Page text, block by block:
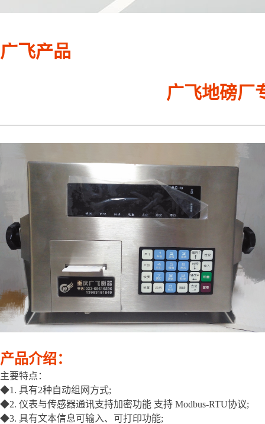
广飞产品
广飞地磅厂
产品介绍：
主要特点：
◆1. 具有2种自动组网方式;
◆2. 仪表与传感器通讯支持加密功能 支持 Modbus-RTU协议;
◆3. 具有文本信息可输入、可打印功能;